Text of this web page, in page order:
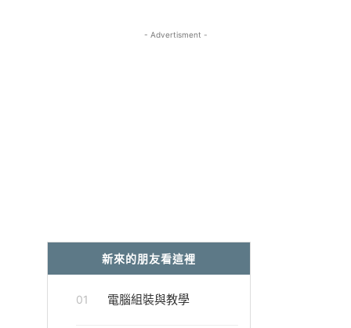
- Advertisment -
新來的朋友看這裡
01 電腦組裝與教學